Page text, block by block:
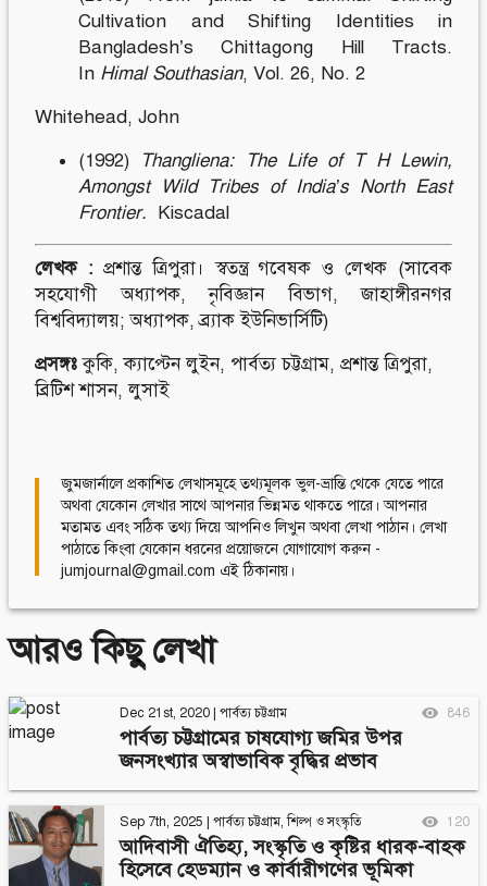
Cultivation and Shifting Identities in
Bangladesh’s Chittagong Hill Tracts.
In Himal Southasian, Vol. 26, No. 2
Whitehead, John
(1992)
Thangliena: The Life of T H Lewin,
Amongst Wild Tribes of India’s North East
Frontier. Kiscadal
লেখক :প্রশান্ত ত্রিপুরা। স্বতন্ত্র গবেষক ও লেখক (সাবেক
সহযোগী অধ্যাপক, নৃবিজ্ঞান বিভাগ, জাহাঙ্গীরনগর
বিশ্ববিদ্যালয়; অধ্যাপক, ব্র্যাক ইউনিভার্সিটি)
প্রসঙ্গঃকুকি,ক্যাপ্টেন লুইন, পার্বত্য চট্টগ্রাম, প্রশান্ত ত্রিপুরা,
ব্রিটিশ শাসন,লুসাই
জুমজার্নালে প্রকাশিত লেখাসমূহে তথ্যমূলক ভুল-ভ্রান্তি থেকে যেতে পারে
অথবা যেকোন লেখার সাথে আপনার ভিন্নমত থাকতে পারে। আপনার
মতামত এবং সঠিক তথ্য দিয়ে আপনিও লিখুন অথবা লেখা পাঠান। লেখা
পাঠাতে কিংবা যেকোন ধরনের প্রয়োজনে যোগাযোগ করুন -
jumjournal@gmail.com এই ঠিকানায়।
আরও কিছু লেখা
Dec 21st, 2020 পার্বত্য চট্টগ্রাম 846
পার্বত্য চট্টগ্রামের চাষযােগ্য জমির উপর
জনসংখ্যার অস্বাভাবিক বৃদ্ধির প্রভাব
Sep 7th, 2025 পার্বত্য চট্টগ্রাম,শিল্প ও সংস্কৃতি 120
আদিবাসী ঐতিহ্য, সংস্কৃতি ও কৃষ্টির ধারক-বাহক
হিসেবে হেডম্যান ও কার্বারীগণের ভূমিকা